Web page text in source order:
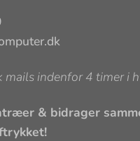
mails indenfor 4 timer i
& bidrager